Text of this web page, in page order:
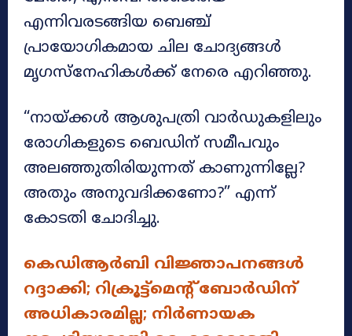
എന്നിവരടങ്ങിയ ബെഞ്ച്
പ്രായോഗികമായ ചില ചോദ്യങ്ങൾ
മൃഗസ്‌നേഹികൾക്ക് നേരെ എറിഞ്ഞു.
“നായ്ക്കൾ ആശുപത്രി വാർഡുകളിലും
രോഗികളുടെ ബെഡിന് സമീപവും
അലഞ്ഞുതിരിയുന്നത് കാണുന്നില്ലേ?
അതും അനുവദിക്കണോ?” എന്ന്
കോടതി ചോദിച്ചു.
കെഡിആര്‍ബി വിജ്ഞാപനങ്ങള്‍
റദ്ദാക്കി; റിക്രൂട്ട്‌മെന്റ് ബോർഡിന്
അധികാരമില്ല; നിര്‍ണായക